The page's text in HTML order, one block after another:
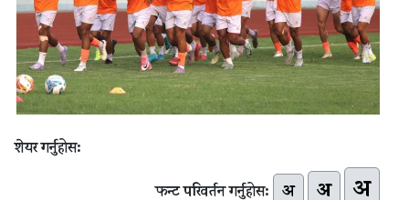
शेयर गर्नुहोस:
फन्ट परिवर्तन गर्नुहोस: अ अ अ